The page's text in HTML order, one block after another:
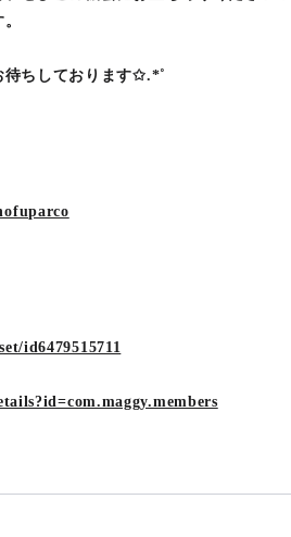
待ちしております✩.*˚
id6479515711